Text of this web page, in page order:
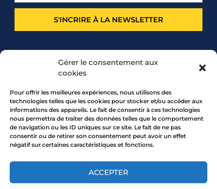
Gérer le consentement aux
cookies
Pour offrir les meilleures expériences, nous utilisons des
technologies telles que les cookies pour stocker et/ou accéder aux
informations des appareils. Le fait de consentir à ces technologies
nous permettra de traiter des données telles que le comportement
de navigation ou les ID uniques sur ce site. Le fait de ne pas
consentir ou de retirer son consentement peut avoir un effet
négatif sur certaines caractéristiques et fonctions.
ACCEPTER
S'INCRIRE À LA NEWSLETTER